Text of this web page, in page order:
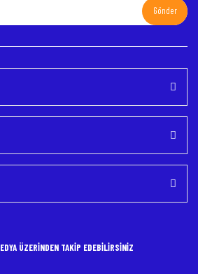
Gönder
ÜZERİNDEN TAKİP EDEBİLİRSİNİZ